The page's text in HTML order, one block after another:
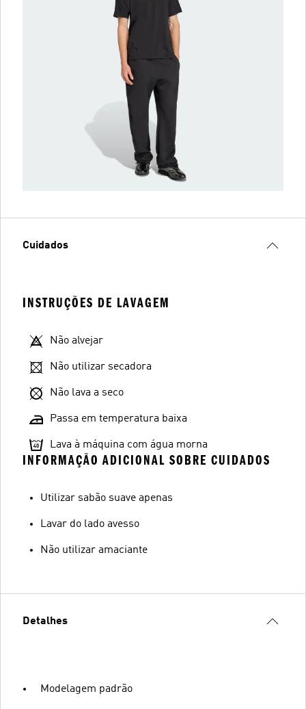
Cuidados
INSTRUÇÕES DE LAVAGEM
Não alvejar
Não utilizar secadora
Não lava a seco
Passa em temperatura baixa
Lava à máquina com água morna
INFORMAÇÃO ADICIONAL SOBRE CUIDADOS
Utilizar sabão suave apenas
Lavar do lado avesso
Não utilizar amaciante
Detalhes
Modelagem padrão